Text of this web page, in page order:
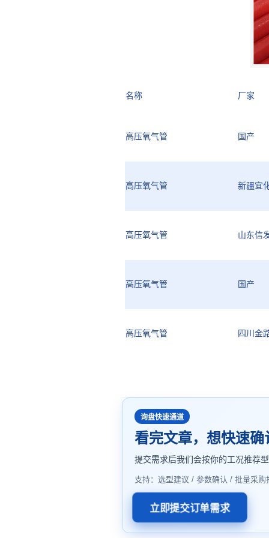
名称 厂家
高压氧气管 国产
高压氧气管 新疆宜
高压氧气管 山东信
高压氧气管 国产
高压氧气管 四川金
询盘快速通道
看完文章，想快速确
提交需求后我们会按你的工况推荐
支持：选型建议 / 参数确认 / 批量采购
立即提交订单需求